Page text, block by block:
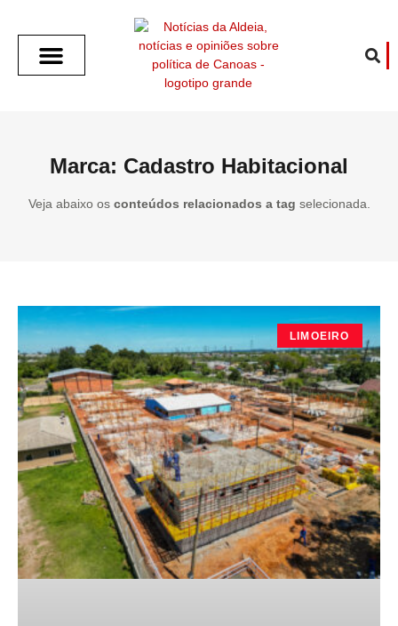
Marca: Cadastro Habitacional
Veja abaixo os conteúdos relacionados a tag selecionada.
LIMOEIRO